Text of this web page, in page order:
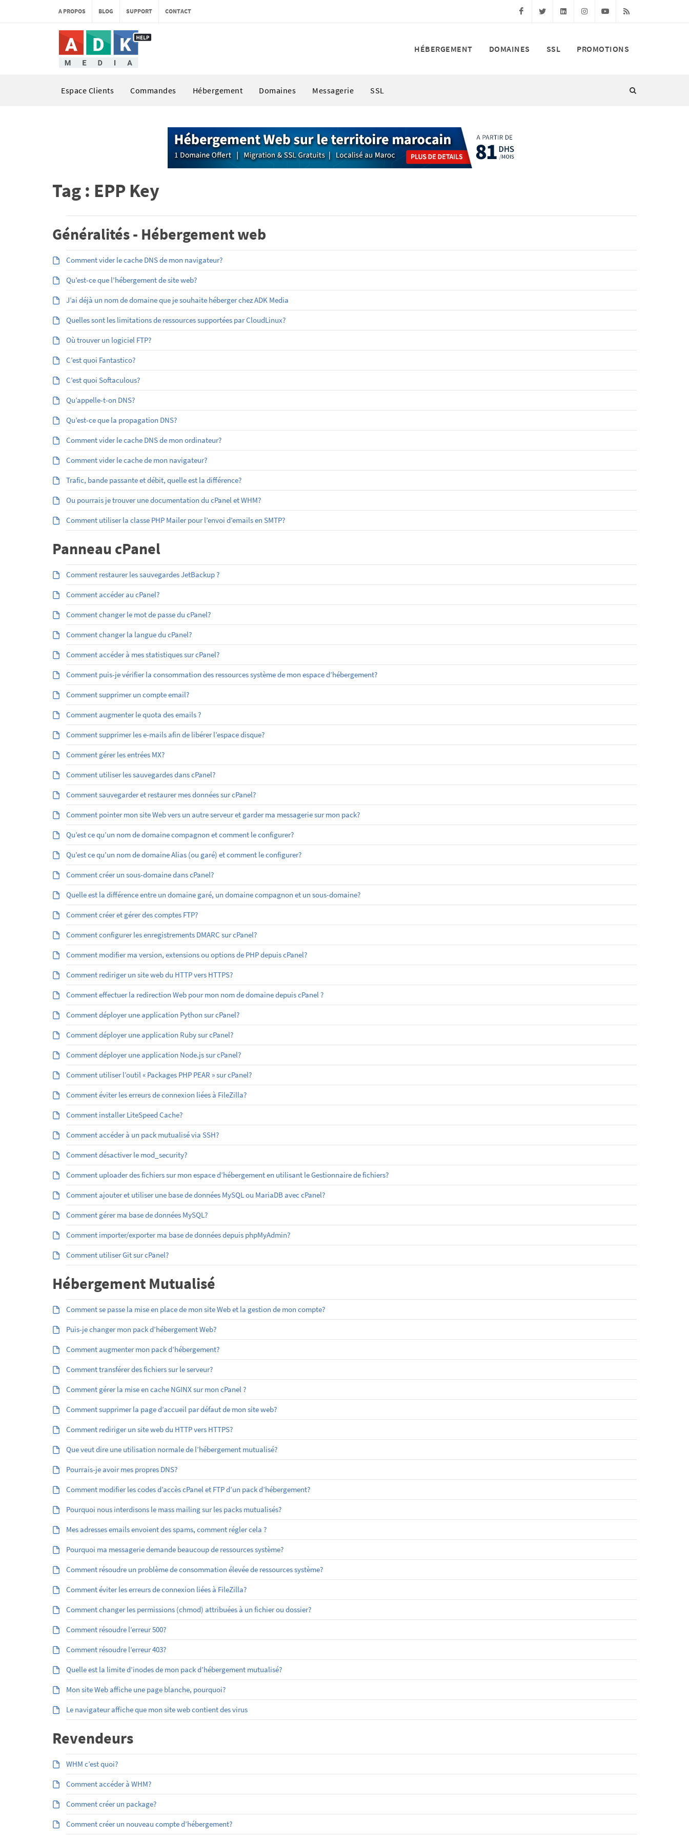
A PROPOS BLOG SUPPORT CONTACT
HÉBERGEMENT DOMAINES SSL PROMOTIONS
Espace Clients Commandes Hébergement Domaines Messagerie SSL
Tag : EPP Key
Généralités - Hébergement web
Comment vider le cache DNS de mon navigateur?
Qu’est-ce que l’hébergement de site web?
J’ai déjà un nom de domaine que je souhaite héberger chez ADK Media
Quelles sont les limitations de ressources supportées par CloudLinux?
Où trouver un logiciel FTP?
C’est quoi Fantastico?
C’est quoi Softaculous?
Qu’appelle-t-on DNS?
Qu’est-ce que la propagation DNS?
Comment vider le cache DNS de mon ordinateur?
Comment vider le cache de mon navigateur?
Trafic, bande passante et débit, quelle est la différence?
Ou pourrais je trouver une documentation du cPanel et WHM?
Comment utiliser la classe PHP Mailer pour l’envoi d’emails en SMTP?
Panneau cPanel
Comment restaurer les sauvegardes JetBackup ?
Comment accéder au cPanel?
Comment changer le mot de passe du cPanel?
Comment changer la langue du cPanel?
Comment accéder à mes statistiques sur cPanel?
Comment puis-je vérifier la consommation des ressources système de mon espace d’hébergement?
Comment supprimer un compte email?
Comment augmenter le quota des emails ?
Comment supprimer les e-mails afin de libérer l’espace disque?
Comment gérer les entrées MX?
Comment utiliser les sauvegardes dans cPanel?
Comment sauvegarder et restaurer mes données sur cPanel?
Comment pointer mon site Web vers un autre serveur et garder ma messagerie sur mon pack?
Qu’est ce qu’un nom de domaine compagnon et comment le configurer?
Qu’est ­ce qu’un nom de domaine Alias (ou garé) et comment le configurer?
Comment créer un sous-domaine dans cPanel?
Quelle est la différence entre un domaine garé, un domaine compagnon et un sous-domaine?
Comment créer et gérer des comptes FTP?
Comment configurer les enregistrements DMARC sur cPanel?
Comment modifier ma version, extensions ou options de PHP depuis cPanel?
Comment rediriger un site web du HTTP vers HTTPS?
Comment effectuer la redirection Web pour mon nom de domaine depuis cPanel ?
Comment déployer une application Python sur cPanel?
Comment déployer une application Ruby sur cPanel?
Comment déployer une application Node.js sur cPanel?
Comment utiliser l’outil « Packages PHP PEAR » sur cPanel?
Comment éviter les erreurs de connexion liées à FileZilla?
Comment installer LiteSpeed Cache?
Comment accéder à un pack mutualisé via SSH?
Comment désactiver le mod_security?
Comment uploader des fichiers sur mon espace d’hébergement en utilisant le Gestionnaire de fichiers?
Comment ajouter et utiliser une base de données MySQL ou MariaDB avec cPanel?
Comment gérer ma base de données MySQL?
Comment importer/exporter ma base de données depuis phpMyAdmin?
Comment utiliser Git sur cPanel?
Hébergement Mutualisé
Comment se passe la mise en place de mon site Web et la gestion de mon compte?
Puis-je changer mon pack d’hébergement Web?
Comment augmenter mon pack d’hébergement?
Comment transférer des fichiers sur le serveur?
Comment gérer la mise en cache NGINX sur mon cPanel ?
Comment supprimer la page d’accueil par défaut de mon site web?
Comment rediriger un site web du HTTP vers HTTPS?
Que veut dire une utilisation normale de l’hébergement mutualisé?
Pourrais-je avoir mes propres DNS?
Comment modifier les codes d’accès cPanel et FTP d’un pack d’hébergement?
Pourquoi nous interdisons le mass mailing sur les packs mutualisés?
Mes adresses emails envoient des spams, comment régler cela ?
Pourquoi ma messagerie demande beaucoup de ressources système?
Comment résoudre un problème de consommation élevée de ressources système?
Comment éviter les erreurs de connexion liées à FileZilla?
Comment changer les permissions (chmod) attribuées à un fichier ou dossier?
Comment résoudre l’erreur 500?
Comment résoudre l’erreur 403?
Quelle est la limite d’inodes de mon pack d’hébergement mutualisé?
Mon site Web affiche une page blanche, pourquoi?
Le navigateur affiche que mon site web contient des virus
Revendeurs
WHM c’est quoi?
Comment accéder à WHM?
Comment créer un package?
Comment créer un nouveau compte d’hébergement?